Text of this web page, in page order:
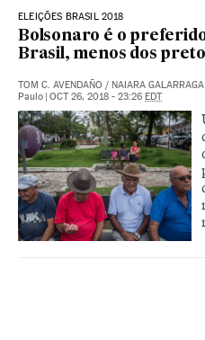
ELEIÇÕES BRASIL 2018
Bolsonaro é o
Brasil, menos dos
TOM C. AVENDAÑO / NAIARA
Paulo | OCT 26, 2018 - 23:26 EDT